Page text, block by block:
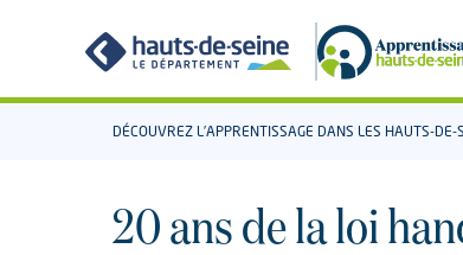
recherche
DÉCOUVREZ L’APPRENTISSAGE DANS LES HAUTS-DE-
20 ans de la loi